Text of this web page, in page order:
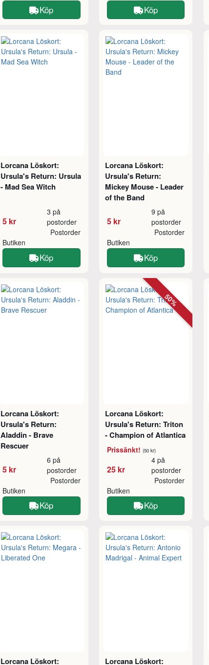
Köp Köp
Lorcana Löskort:
Ursula's Return: Ursula
- Mad Sea Witch
5 kr
3 på
postorder
Butiken
Postorder
Köp
Lorcana Löskort:
Ursula's Return:
Mickey Mouse - Leader
of the Band
5 kr
9 på
postorder
Butiken
Postorder
Köp
Lorcana Löskort:
Ursula's Return:
Aladdin - Brave
Rescuer
5 kr
6 på
postorder
Butiken
Postorder
Köp
Lorcana Löskort:
Ursula's Return: Triton
- Champion of Atlantica
Prissänkt! (50 kr)
25 kr
4 på
postorder
Butiken
Postorder
Köp
50%
Lorcana Löskort: Lorcana Löskort: